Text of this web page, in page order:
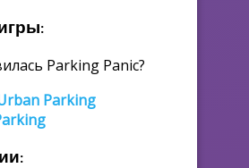
Parking Panic?
Parking